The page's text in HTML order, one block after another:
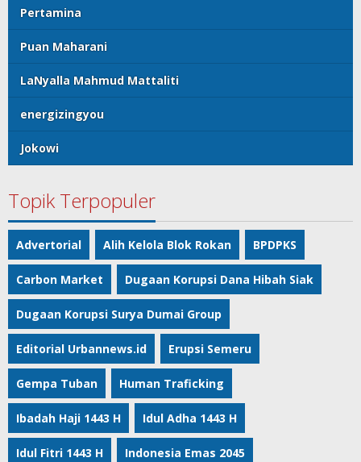
Pertamina
Puan Maharani
LaNyalla Mahmud Mattaliti
energizingyou
Jokowi
Topik Terpopuler
Advertorial Alih Kelola Blok Rokan BPDPKS
Carbon Market Dugaan Korupsi Dana Hibah Siak
Dugaan Korupsi Surya Dumai Group
Editorial Urbannews.id Erupsi Semeru
Gempa Tuban Human Traficking
Ibadah Haji 1443 H Idul Adha 1443 H
Idul Fitri 1443 H Indonesia Emas 2045